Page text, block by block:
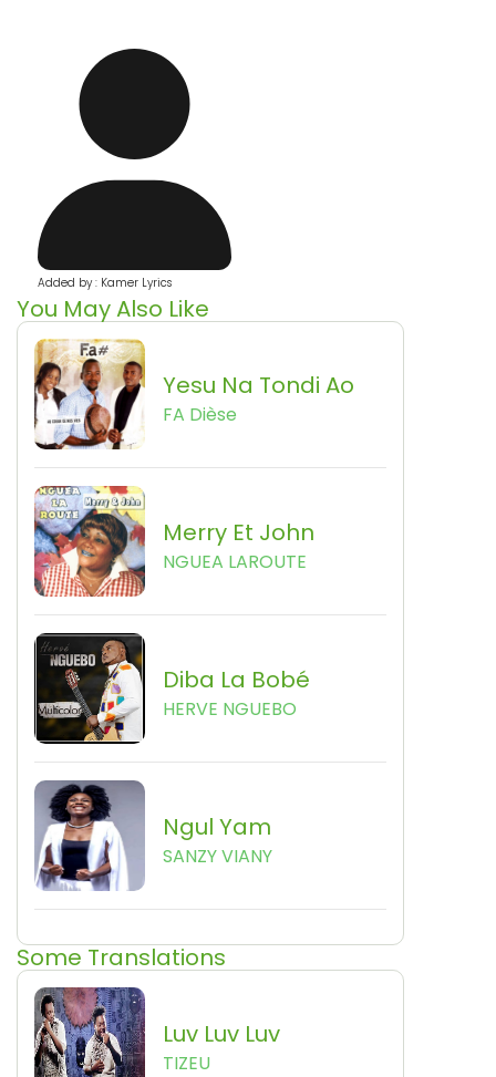
Added by : Kamer Lyrics
You May Also Like
Yesu Na Tondi Ao
FA Dièse
Merry Et John
NGUEA LAROUTE
Diba La Bobé
HERVE NGUEBO
Ngul Yam
SANZY VIANY
Some Translations
Luv Luv Luv
TIZEU